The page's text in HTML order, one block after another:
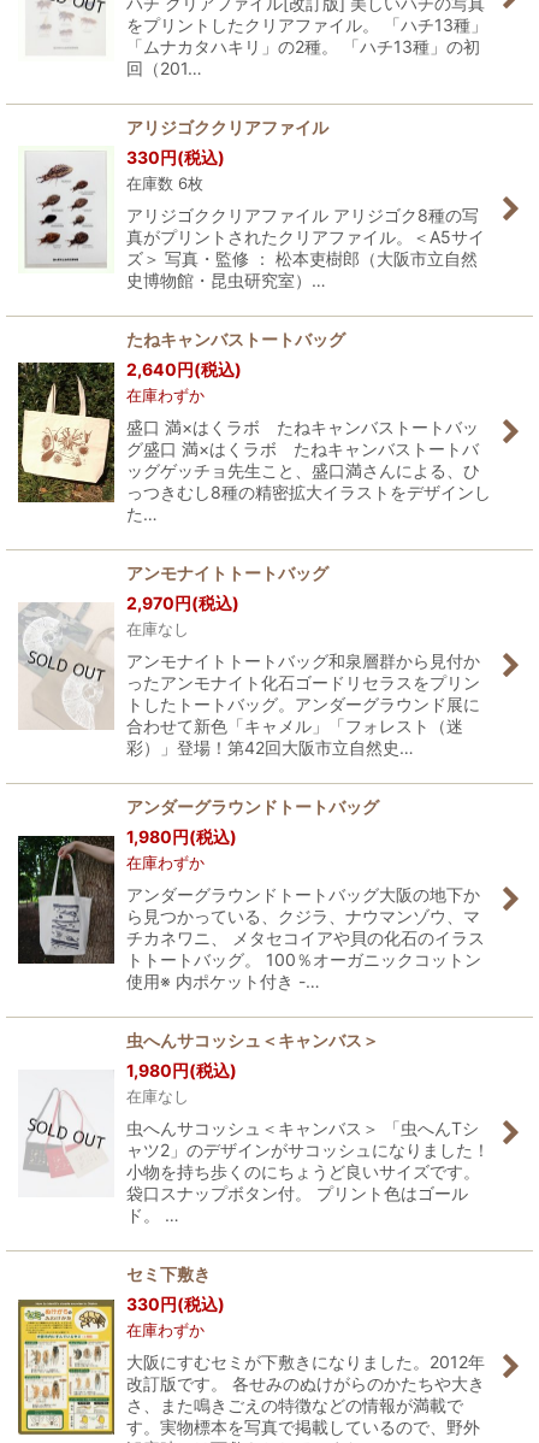
をプリントしたクリアファイル。 「ハチ13種」
「ムナカタハキリ」の2種。 「ハチ13種」の初
回（201…
アリジゴククリアファイル
330円(税込)
在庫数 6枚
アリジゴククリアファイル アリジゴク8種の写
真がプリントされたクリアファイル。＜A5サイ
ズ＞ 写真・監修 ： 松本吏樹郎（大阪市立自然
史博物館・昆虫研究室）…
たねキャンバストートバッグ
2,640円(税込)
在庫わずか
盛口 満×はくラボ たねキャンバストートバッ
グ盛口 満×はくラボ たねキャンバストートバ
ッグゲッチョ先生こと、盛口満さんによる、ひ
っつきむし8種の精密拡大イラストをデザインし
た…
アンモナイトトートバッグ
2,970円(税込)
在庫なし
アンモナイトトートバッグ和泉層群から見付か
ったアンモナイト化石ゴードリセラスをプリン
トしたトートバッグ。アンダーグラウンド展に
合わせて新色「キャメル」「フォレスト（迷
彩）」登場！第42回大阪市立自然史…
アンダーグラウンドトートバッグ
1,980円(税込)
在庫わずか
アンダーグラウンドトートバッグ大阪の地下か
ら見つかっている、クジラ、ナウマンゾウ、マ
チカネワニ、 メタセコイアや貝の化石のイラス
トトートバッグ。 100％オーガニックコットン
使用※ 内ポケット付き -…
虫へんサコッシュ＜キャンバス＞
1,980円(税込)
在庫なし
虫へんサコッシュ＜キャンバス＞ 「虫へんTシ
ャツ2」のデザインがサコッシュになりました！
小物を持ち歩くのにちょうど良いサイズです。
袋口スナップボタン付。 プリント色はゴール
ド。 …
セミ下敷き
330円(税込)
在庫わずか
大阪にすむセミが下敷きになりました。2012年
改訂版です。 各せみのぬけがらのかたちや大き
さ、また鳴きごえの特徴などの情報が満載で
す。実物標本を写真で掲載しているので、野外